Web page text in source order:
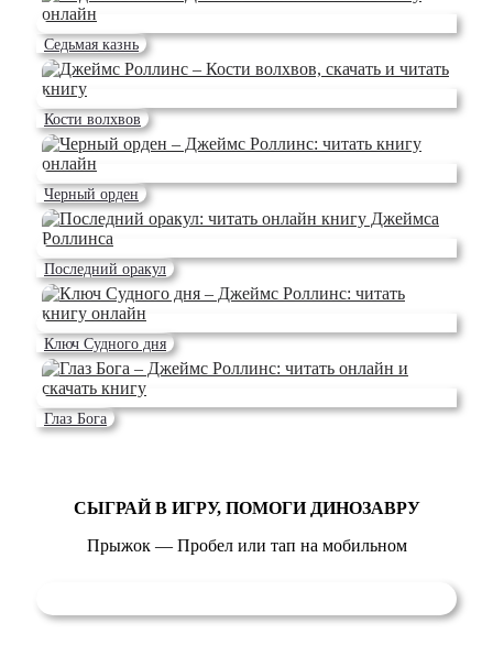
Седьмая казнь
Кости волхвов
Черный орден
Последний оракул
Ключ Судного дня
Глаз Бога
СЫГРАЙ В ИГРУ, ПОМОГИ ДИНОЗАВРУ
Прыжок — Пробел или тап на мобильном